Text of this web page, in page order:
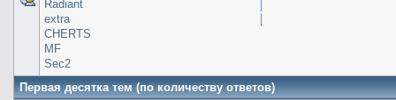
Radiant
extra
CHERTS
MF
Sec2
Первая десятка тем (по количеству ответов)